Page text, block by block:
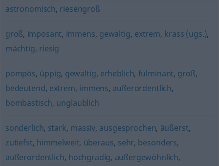
astronomisch, riesengroß
groß, imposant, immens, gewaltig, extrem, krass (ugs.),
mächtig, riesig
pompös, üppig, gewaltig, erheblich, fulminant, groß,
bedeutend, extrem, immens, außerordentlich,
bombastisch, unglaublich
sonderlich, stark, massiv, ausgesprochen, äußerst,
zutiefst, himmelweit, überaus, sehr, besonders,
außerordentlich, hochgradig, außergewöhnlich,